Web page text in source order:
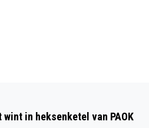
in heksenketel van PAOK